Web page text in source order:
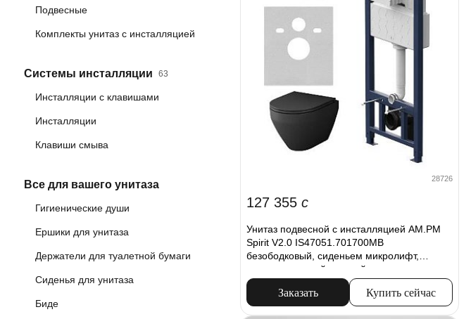
Подвесные
Комплекты унитаз с инсталляцией
Системы инсталляции 63
Инсталляции с клавишами
Инсталляции
Клавиши смыва
Все для вашего унитаза
Гигиенические души
Ершики для унитаза
Держатели для туалетной бумаги
Сиденья для унитаза
Биде
28726
127 355 c
Унитаз подвесной с инсталляцией AM.PM
Spirit V2.0 IS47051.701700MB
безободковый, сиденьем микролифт,
пневм. клавишей, черный
Заказать Купить сейчас